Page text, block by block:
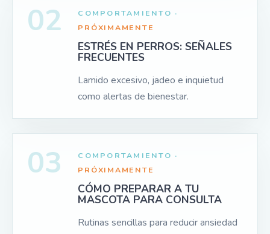
02
COMPORTAMIENTO ·
PRÓXIMAMENTE
ESTRÉS EN PERROS: SEÑALES
FRECUENTES
Lamido excesivo, jadeo e inquietud
como alertas de bienestar.
03
COMPORTAMIENTO ·
PRÓXIMAMENTE
CÓMO PREPARAR A TU
MASCOTA PARA CONSULTA
Rutinas sencillas para reducir ansiedad